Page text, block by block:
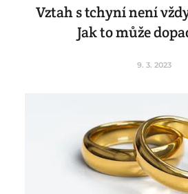
Vztah s tchyní není
Jak to může
9. 3. 2023